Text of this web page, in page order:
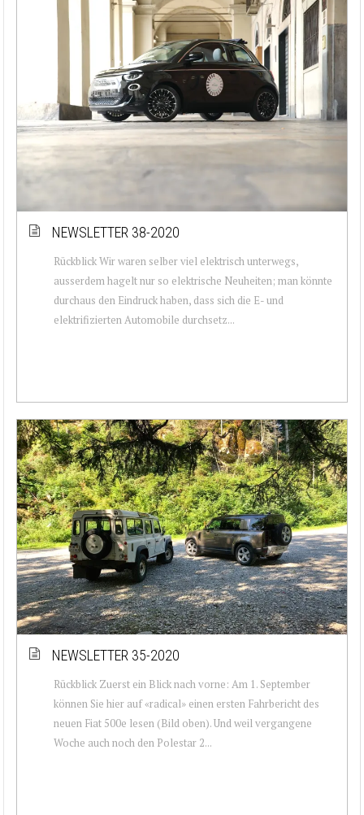
NEWSLETTER 38-2020
Rückblick Wir waren selber viel elektrisch unterwegs,
ausserdem hagelt nur so elektrische Neuheiten; man könnte
durchaus den Eindruck haben, dass sich die E- und
elektrifizierten Automobile durchsetz...
NEWSLETTER 35-2020
Rückblick Zuerst ein Blick nach vorne: Am 1. September
können Sie hier auf «radical» einen ersten Fahrbericht des
neuen Fiat 500e lesen (Bild oben). Und weil vergangene
Woche auch noch den Polestar 2...